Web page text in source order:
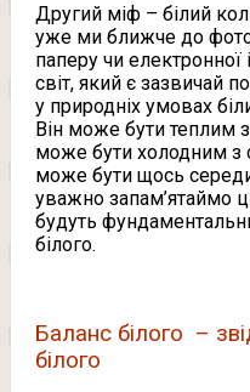
Другий міф – білий
уже ми ближче до
паперу чи електронної
світ, який є зазвичай
у природніх умовах
Він може бути теплим
може бути холодним з
може бути щось
уважно запам’ятаймо
будуть
білого.
Баланс білого –
білого